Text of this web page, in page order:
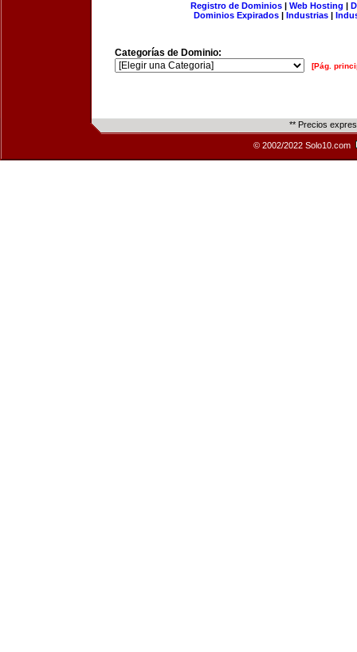
Registro de Dominios| Web Hosting |
Dominios Expirados | Industrias |
Categorías de Dominio:
[Pág.
** Precios
© 2002/2022 Solo10.com